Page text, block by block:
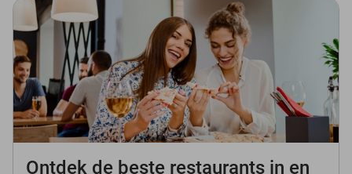
Ontdek de beste restaurants in en